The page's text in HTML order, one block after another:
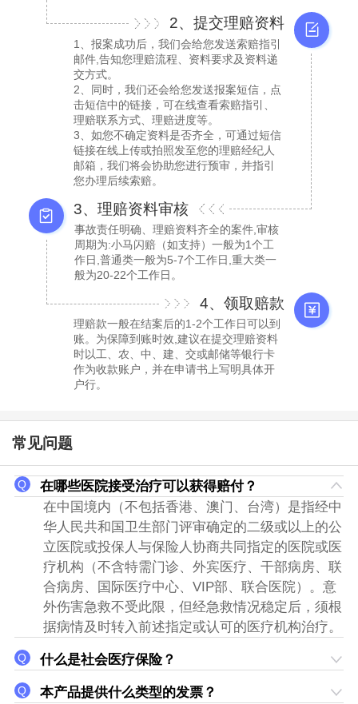
2、提交理赔资料
1、报案成功后，我们会给您发送索赔指引
邮件,告知您理赔流程、资料要求及资料递
交方式。
2、同时，我们还会给您发送报案短信，点
击短信中的链接，可在线查看索赔指引、
理赔联系方式、理赔进度等。
3、如您不确定资料是否齐全，可通过短信
链接在线上传或拍照发至您的理赔经纪人
邮箱，我们将会协助您进行预审，并指引
您办理后续索赔。
3、理赔资料审核
事故责任明确、理赔资料齐全的案件,审核
周期为:小马闪赔（如支持）一般为1个工
作日,普通类一般为5-7个工作日,重大类一
般为20-22个工作日。
4、领取赔款
理赔款一般在结案后的1-2个工作日可以到
账。为保障到账时效,建议在提交理赔资料
时以工、农、中、建、交或邮储等银行卡
作为收款账户，并在申请书上写明具体开
户行。
常见问题
在哪些医院接受治疗可以获得赔付？
在中国境内（不包括香港、澳门、台湾）是指经中
华人民共和国卫生部门评审确定的二级或以上的公
立医院或投保人与保险人协商共同指定的医院或医
疗机构（不含特需门诊、外宾医疗、干部病房、联
合病房、国际医疗中心、VIP部、联合医院）。意
外伤害急救不受此限，但经急救情况稳定后，须根
据病情及时转入前述指定或认可的医疗机构治疗。
什么是社会医疗保险？
本产品提供什么类型的发票？